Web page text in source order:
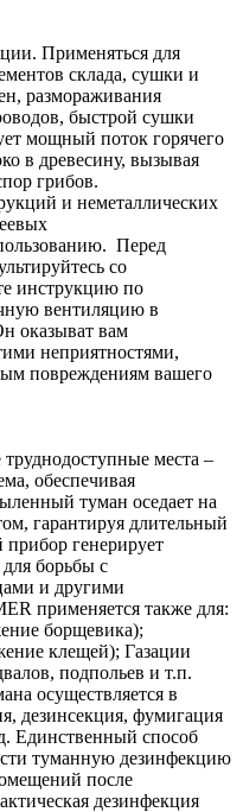
Применяться для
склада, сушки и
размораживания
быстрой сушки
мощный поток горячего
в древесину, вызывая
грибов.
и неметаллических
Перед
со
инструкцию по
вентиляцию в
оказыват вам
неприятностями,
повреждениям вашего
места –
обеспечивая
туман оседает на
гарантируя длительный
генерирует
борьбы с
и другими
применяется также для:
борщевика);
клещей); Газации
подпольев и т.п.
осуществляется в
дезинсекция, фумигация
Единственный способ
туманную дезинфекцию
после
дезинфекция